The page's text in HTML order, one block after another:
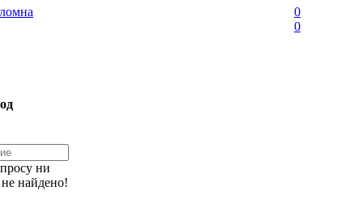
0
0
ни
найдено!